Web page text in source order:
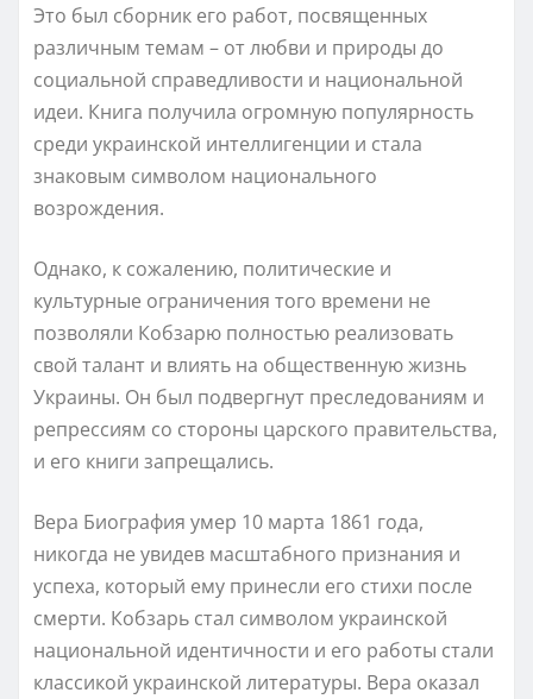
Это был сборник его работ, посвященных
различным темам – от любви и природы до
социальной справедливости и национальной
идеи. Книга получила огромную популярность
среди украинской интеллигенции и стала
знаковым символом национального
возрождения.
Однако, к сожалению, политические и
культурные ограничения того времени не
позволяли Кобзарю полностью реализовать
свой талант и влиять на общественную жизнь
Украины. Он был подвергнут преследованиям и
репрессиям со стороны царского правительства,
и его книги запрещались.
Вера Биография умер 10 марта 1861 года,
никогда не увидев масштабного признания и
успеха, который ему принесли его стихи после
смерти. Кобзарь стал символом украинской
национальной идентичности и его работы стали
классикой украинской литературы. Вера оказал